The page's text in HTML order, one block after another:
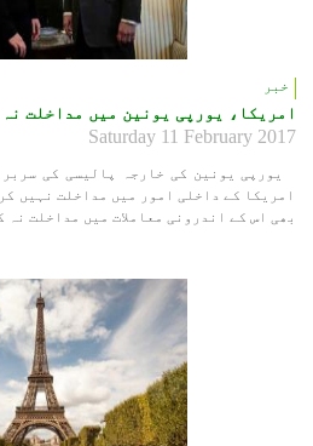
خبر
امریکا، یورپی یونین میں مداخلت
Saturday 11 February 2017
یورپی یونین کی خارجہ پالیسی کی
امریکا کے داخلی امور میں مداخلت نہیں
بھی اس کے اندرونی معاملات میں مداخلت نہ